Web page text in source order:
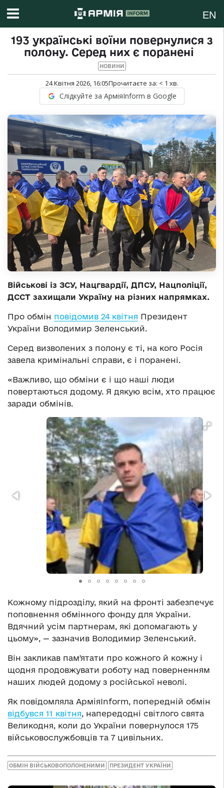
EN
193 українські воїни повернулися з
полону. Серед них є поранені
НОВИНИ
24 Квітня 2026, 16:05Прочитаєте за: < 1 хв.
Слідкуйте за АрміяInform в Google
Військові із ЗСУ, Нацгвардії, ДПСУ, Нацполіції,
ДССТ захищали Україну на різних напрямках.
Про обмін повідомив 24 квітня Президент
України Володимир Зеленський.
Серед визволених з полону є ті, на кого Росія
завела кримінальні справи, є і поранені.
«Важливо, що обміни є і що наші люди
повертаються додому. Я дякую всім, хто працює
заради обмінів.
Кожному підрозділу, який на фронті забезпечує
поповнення обмінного фонду для України.
Вдячний усім партнерам, які допомагають у
цьому», — зазначив Володимир Зеленський.
Він закликав памʼятати про кожного й кожну і
щодня продовжувати роботу над поверненням
наших людей додому з російської неволі.
Як повідомляла АрміяInform, попередній обмін
відбувся 11 квітня, напередодні світлого свята
Великодня, коли до України повернулося 175
військовослужбовців та 7 цивільних.
ОБМІН ВІЙСЬКОВОПОЛОНЕНИМИ ПРЕЗИДЕНТ УКРАЇНИ